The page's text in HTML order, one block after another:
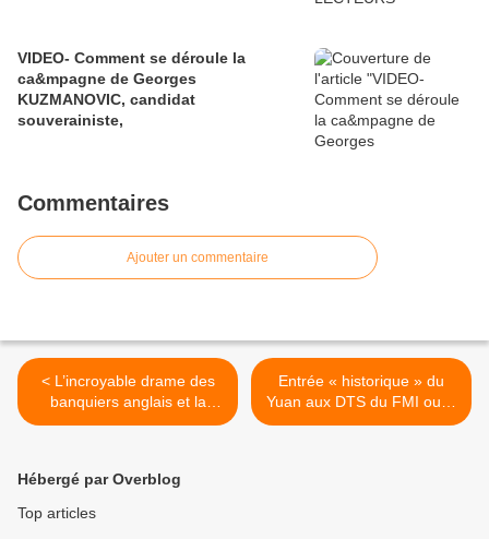
VIDEO- Comment se déroule la
ca&mpagne de Georges
KUZMANOVIC, candidat
souverainiste,
Commentaires
Ajouter un commentaire
< L’incroyable drame des
banquiers anglais et la
tragédie des «citoyens
Entrée « historique » du
Yuan aux DTS du FMI ou le
bal des diables boiteux… >
Hébergé par Overblog
Top articles